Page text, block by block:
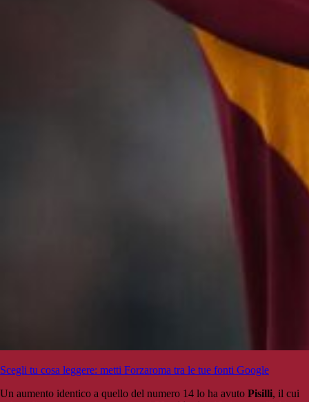
Scegli tu cosa leggere: metti Forzaroma tra le tue fonti Google
Un aumento identico a quello del numero 14 lo ha avuto Pisilli, il cui